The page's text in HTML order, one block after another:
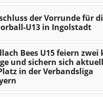
der Vorrunde für
U13 in Ingolstadt
Bees U15 feiern zwei
und sichern sich
in der Verbandsliga